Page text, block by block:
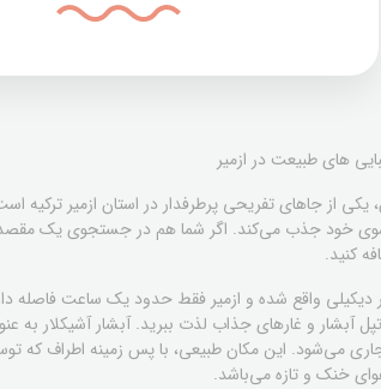
های طبیعت در ازمیر
یکی از جاهای تفریحی پرطرفدار در استان ازمیر ترکیه
سوی خود جذب می‌کند. اگر شما هم در جستجوی یک
کنید.
دیکیلی واقع شده و ازمیر فقط حدود یک ساعت فاصله
تپل آبشار و غارهای جذاب لذت ببرید. آبشار آشیکلار
جاری می‌شود. این مکان طبیعی، با پس زمینه اطراف
خنک و تازه می‌باشد.